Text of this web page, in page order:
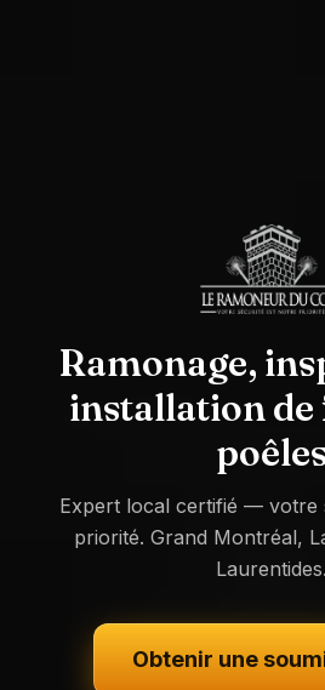
Ramonage,
installation de
Expert local certifié — votre
priorité. Grand Montréal,
Laurentides.
Obtenir une